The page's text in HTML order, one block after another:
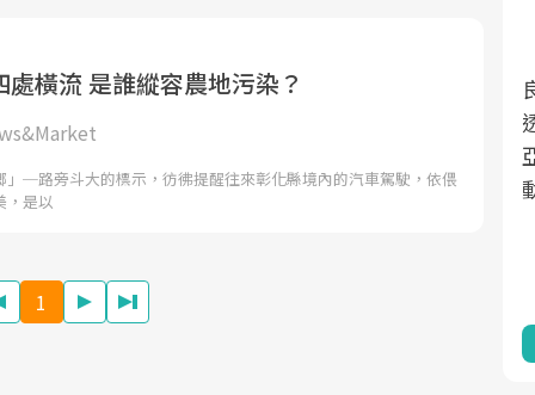
橫流 是誰縱容農地污染？
」─路旁斗大的標示，彷彿提醒往來彰化縣境內的汽車駕駛，依偎
，是以
1
面對超高齡社會的浪潮，台灣正在快速邁
向「健康照護」的新時代。隨著國家政策
的推進，「預防醫學」已成全民關注的核
康管理的重要起點。
2025年，就到良醫生活祭體驗「一站式健
康新生活」，從講座、體驗到運動，全面